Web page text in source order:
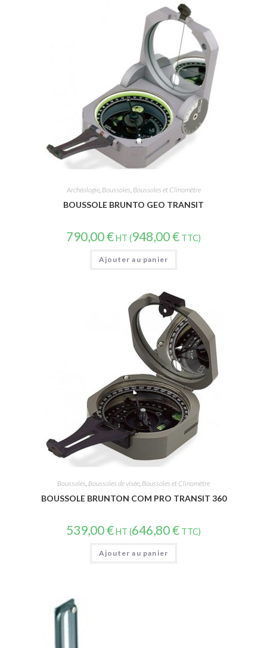
Archéologie, Boussoles, Boussoles et Clinomètre
BOUSSOLE BRUNTO GEO TRANSIT
790,00€HT (948,00€ TTC)
Ajouter au panier
Boussoles Boussoles de visée Boussoles et Clinomètre
BOUSSOLE BRUNTON COM PRO TRANSIT 360
539,00€HT (646,80€ TTC)
Ajouter au panier